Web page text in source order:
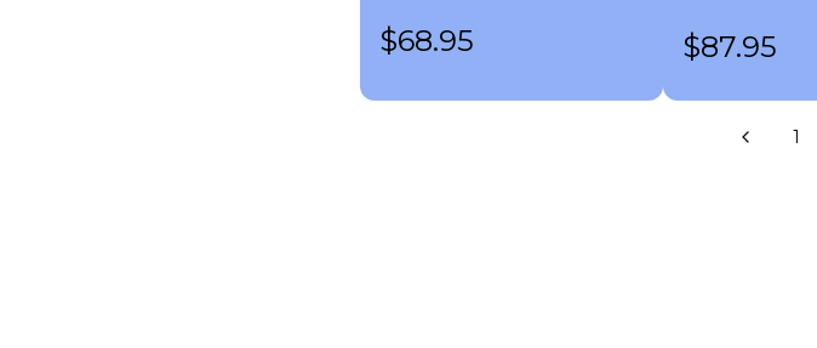
$68.95 $87.95
1